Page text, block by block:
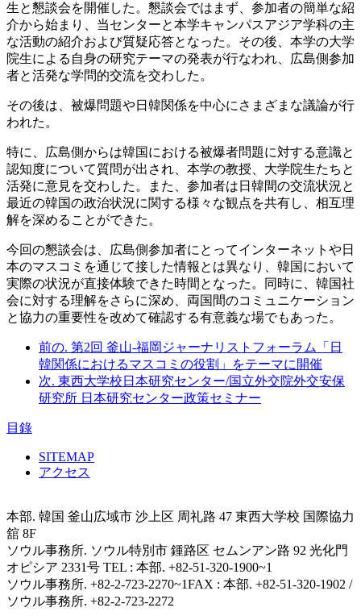
生と懇談会を開催した。懇談会ではまず、参加者の簡単な紹
介から始まり、当センターと本学キャンパスアジア学科の主
な活動の紹介および質疑応答となった。その後、本学の大学
院生による自身の研究テーマの発表が行なわれ、広島側参加
者と活発な学問的交流を交わした。
その後は、被爆問題や日韓関係を中心にさまざまな議論が行
われた。
特に、広島側からは韓国における被爆者問題に対する意識と
認知度について質問が出され、本学の教授、大学院生たちと
活発に意見を交わした。また、参加者は日韓間の交流状況と
最近の韓国の政治状況に関する様々な観点を共有し、相互理
解を深めることができた。
今回の懇談会は、広島側参加者にとってインターネットや日
本のマスコミを通じて接した情報とは異なり、韓国において
実際の状況が直接体験できた時間となった。同時に、韓国社
会に対する理解をさらに深め、両国間のコミュニケーション
と協力の重要性を改めて確認する有意義な場でもあった。
前の. 第2回 釜山-福岡ジャーナリストフォーラム「日
韓関係におけるマスコミの役割」をテーマに開催
次. 東西大学校日本研究センター/国立外交院外交安保
研究所 日本研究センター政策セミナー
目錄
SITEMAP
アクセス
本部. 韓国 釜山広域市 沙上区 周礼路 47 東西大学校 国際協力
舘 8F
ソウル事務所. ソウル特別市 鍾路区 セムンアン路 92 光化門
オピシア 2331号 TEL : 本部. +82-51-320-1900~1
ソウル事務所. +82-2-723-2270~1FAX : 本部. +82-51-320-1902 /
ソウル事務所. +82-2-723-2272